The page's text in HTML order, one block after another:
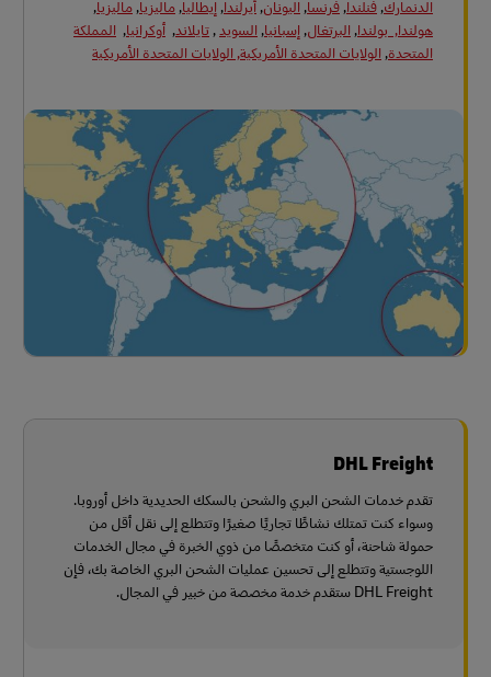
الدنمارك, فنلندا, فرنسا, اليونان, أيرلندا, إيطاليا, ماليزيا, ماليزيا,
هولندا, بولندا, البرتغال, إسبانيا, السويد, تايلاند, أوكرانيا, المملكة
المتحدة, الولايات المتحدة الأمريكية, الولايات المتحدة الأمريكية
DHL Freight
تقدم خدمات الشحن البري والشحن بالسكك الحديدية داخل أوروبا.
وسواء كنت تمتلك نشاطًا تجاريًا صغيرًا وتتطلع إلى نقل أقل من
حمولة شاحنة، أو كنت متخصصًا من ذوي الخبرة في مجال الخدمات
اللوجستية وتتطلع إلى تحسين عمليات الشحن البري الخاصة بك، فإن
DHL Freight ستقدم خدمة مخصصة من خبير في المجال.